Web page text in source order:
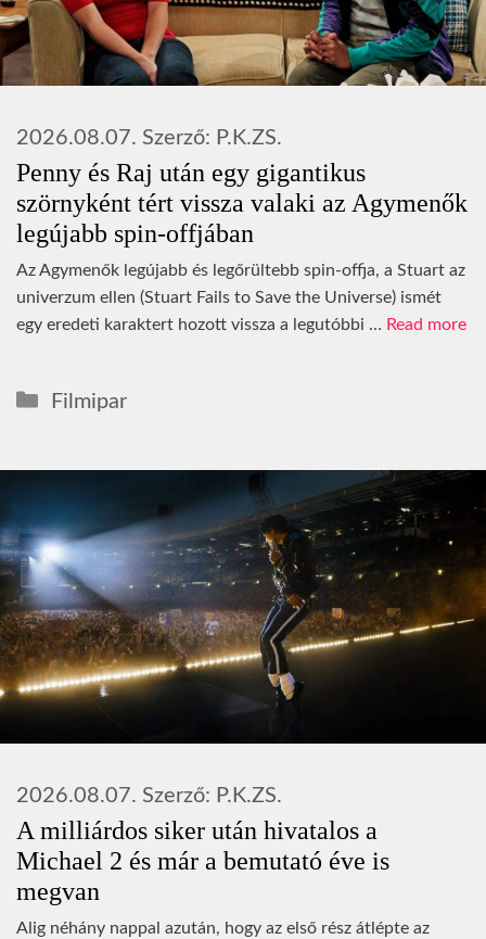
Penny és Raj után egy gigantikus
szörnyként tért vissza valaki az Agymenők
legújabb spin-offjában
2026.08.07. Szerző: P.K.ZS.
Az Agymenők legújabb és legőrültebb spin-offja, a Stuart az
univerzum ellen (Stuart Fails to Save the Universe) ismét
egy eredeti karaktert hozott vissza a legutóbbi … Read more
Kategória
Filmipar
A milliárdos siker után hivatalos a
Michael 2 és már a bemutató éve is
megvan
2026.08.07. Szerző: P.K.ZS.
Alig néhány nappal azután, hogy az első rész átlépte az